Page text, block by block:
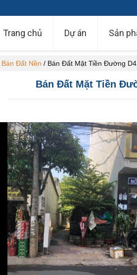
Trang chủ Dự án Sản
Bán Đất Nền / Bán Đất Mặt Tiền Đường
Bán Đất Mặt Tiền